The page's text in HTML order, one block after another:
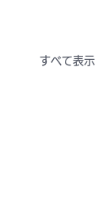
すべて表示